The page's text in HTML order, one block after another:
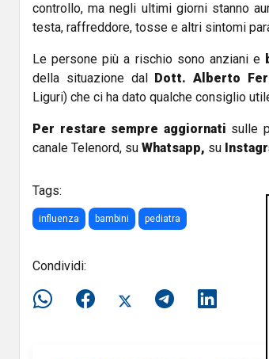
controllo, ma negli ultimi giorni stanno
testa, raffreddore, tosse e altri sintomi
Le persone più a rischio sono anziani e
della situazione dal
Dott. Alberto
Liguri) che ci ha dato qualche consiglio
Per restare sempre aggiornati sulle
canale Telenord, su Whatsapp, su
Tags:
influenza bambini pediatra
Condividi: